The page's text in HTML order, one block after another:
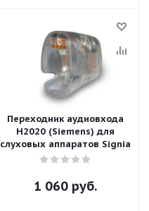
Переходник аудиовхода
H2020 (Siemens) для
слуховых аппаратов Signia
1 060 руб.